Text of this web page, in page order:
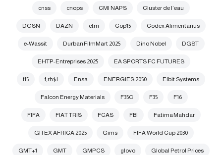
Cluster de l’eau
CMI NAPS
cnops
cnss
Codex Alimentarius
Cop15
ctm
DAZN
DGSN
DGST
Dino Nobel
Durban FilmMart 2025
e-Wassit
EA SPORTS FC FUTURES
EHTP-Entreprises 2025
Elbit Systems
ENERGIES 2050
Ensa
f;rh$l
f15
F16
F35
F35C
Falcon Energy Materials
Fatima Mahdar
FBI
FCAS
FIAT TRIS
FIFA
FIFA World Cup 2030
Gims
GITEX AFRICA 2025
Global Petrol Prices
glovo
GMPCS
GMT
GMT+1